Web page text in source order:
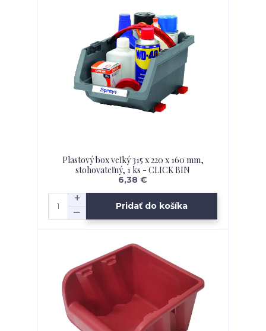
Plastový box veľký 315 x 220 x 160 mm,
stohovateľný, 1 ks - CLICK BIN
6,38 €
Pridať do košíka